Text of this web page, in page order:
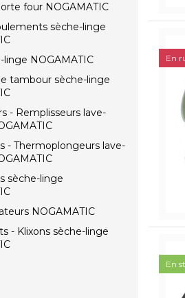
four NOGAMATIC
sèche-linge
linge NOGAMATIC
tambour sèche-linge
- Remplisseurs lave-
- Thermoplongeurs lave-
sèche-linge
NOGAMATIC
- Klixons sèche-linge
En
En